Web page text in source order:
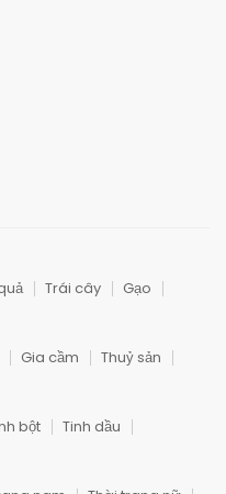
Trái cây
Gạo
Gia cầm
Thuỷ sản
bột
Tinh dầu